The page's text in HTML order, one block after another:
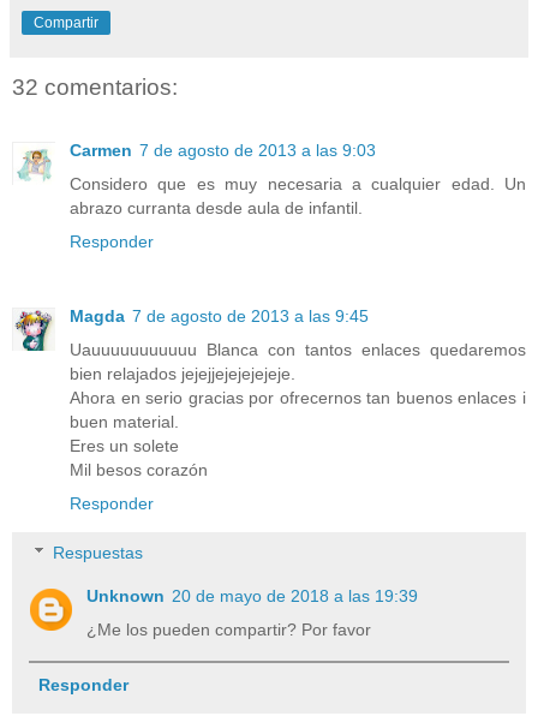
Compartir
32 comentarios:
Carmen 7 de agosto de 2013 a las 9:03
Considero que es muy necesaria a cualquier edad. Un
abrazo curranta desde aula de infantil.
Responder
Magda 7 de agosto de 2013 a las 9:45
Uauuuuuuuuuuu Blanca con tantos enlaces quedaremos
bien relajados jejejjejejejejeje.
Ahora en serio gracias por ofrecernos tan buenos enlaces i
buen material.
Eres un solete
Mil besos corazón
Responder
Respuestas
Unknown 20 de mayo de 2018 a las 19:39
¿Me los pueden compartir? Por favor
Responder